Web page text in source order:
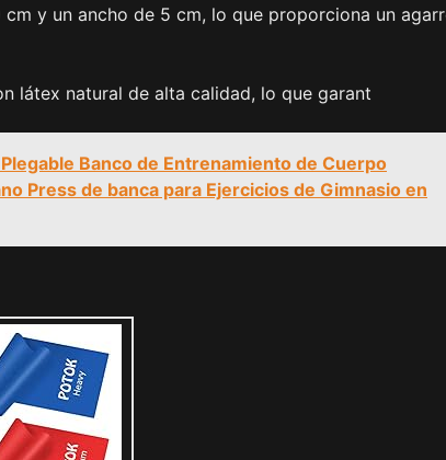
y un ancho de 5 cm, lo que proporciona un
látex natural de alta calidad, lo que garant
Banco de Entrenamiento de Cuerpo
Press de banca para Ejercicios de Gimnasio en